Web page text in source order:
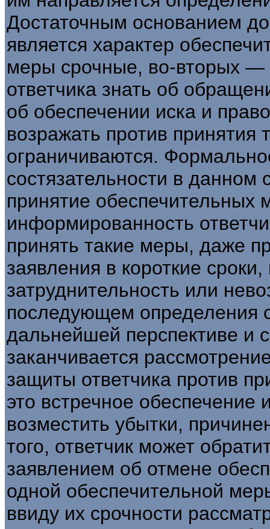
Достаточным основанием
является характер
меры срочные, во-вторых
ответчика знать об
об обеспечении иска и
возражать против принятия
ограничиваются.
состязательности в
принятие обеспечительных
информированность
принять такие меры, даже
заявления в короткие
затруднительность или
последующем определения
дальнейшей перспективе и
заканчивается
защиты ответчика против
это встречное обеспечение
возместить убытки,
того, ответчик может
заявлением об отмене
одной обеспечительной
ввиду их срочности